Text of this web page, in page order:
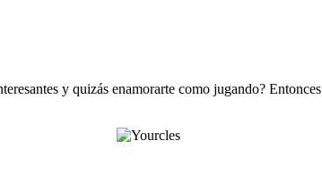
y quizás enamorarte como jugando?